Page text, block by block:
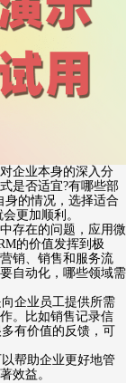
企业本身的深入分
是否适宜?有哪些部
身的情况，选择适合
更加顺利。
存在的问题，应用微
的价值发挥到极
销、销售和服务流
自动化，哪些领域需
企业员工提供所需
。比如销售记录信
有价值的反馈，可
帮助企业更好地管
效益。